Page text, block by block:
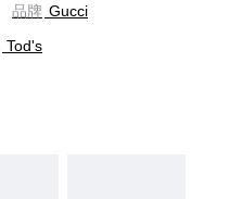
品牌 Gucci
Tod's